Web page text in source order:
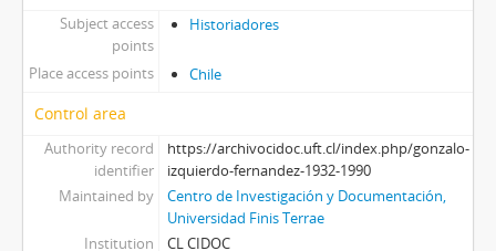
Subject access
points
Historiadores
Place access points Chile
Control area
Authority record
identifier
https://archivocidoc.uft.cl/index.php/gonzalo-
izquierdo-fernandez-1932-1990
Maintained by
Centro de Investigación y Documentación,
Universidad Finis Terrae
Institution
CL CIDOC